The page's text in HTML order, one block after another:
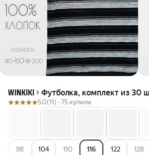
WINKIKI Футболка, комплект из 30
5.0(11) · 75 купили
98 104 110 116 122 128